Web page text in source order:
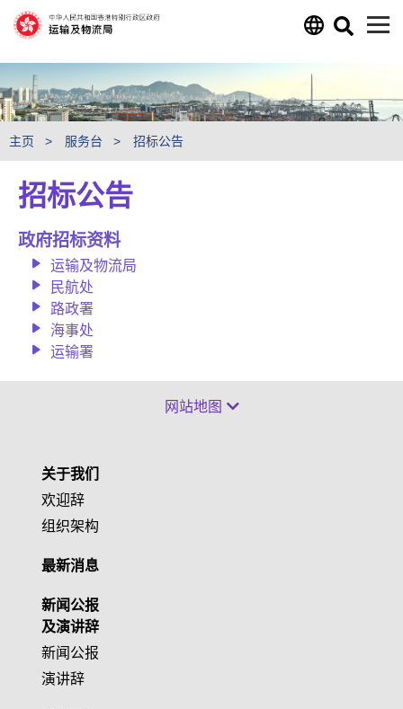
主页 服务台 招标公告
招标公告
政府招标资料
运输及物流局
民航处
路政署
海事处
运输署
网站地图
关于我们
欢迎辞
组织架构
最新消息
新闻公报
及演讲辞
新闻公报
演讲辞